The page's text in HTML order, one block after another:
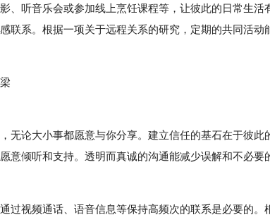
听音乐会或参加线上烹饪课程等，让彼此的日常生活
联系。根据一项关于远程关系的研究，定期的共同活
论大小事都愿意与你分享。建立信任的基石在于彼此
意倾听和支持。透明而真诚的沟通能减少误解和不必要
视频通话、语音信息等保持高频次的联系是必要的。